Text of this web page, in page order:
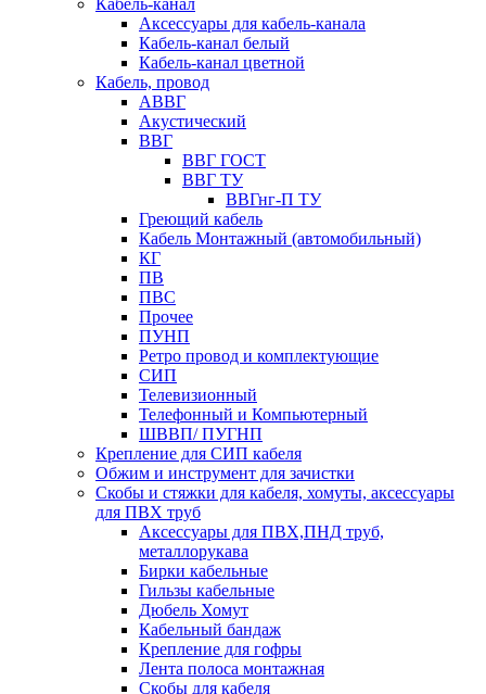
Кабель-канал
Аксессуары для кабель-канала
Кабель-канал белый
Кабель-канал цветной
Кабель, провод
АВВГ
Акустический
ВВГ
ВВГ ГОСТ
ВВГ ТУ
ВВГнг-П ТУ
Греющий кабель
Кабель Монтажный (автомобильный)
КГ
ПВ
ПВС
Прочее
ПУНП
Ретро провод и комплектующие
СИП
Телевизионный
Телефонный и Компьютерный
ШВВП/ ПУГНП
Крепление для СИП кабеля
Обжим и инструмент для зачистки
Скобы и стяжки для кабеля, хомуты, аксессуары
для ПВХ труб
Аксессуары для ПВХ,ПНД труб,
металлорукава
Бирки кабельные
Гильзы кабельные
Дюбель Хомут
Кабельный бандаж
Крепление для гофры
Лента полоса монтажная
Скобы для кабеля